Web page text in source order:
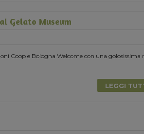
Gelato Museum
Coop e Bologna Welcome con una golosissima
LEGGI